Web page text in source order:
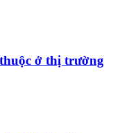
ở thị trường